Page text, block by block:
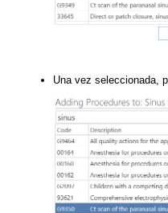
Una vez seleccionada,